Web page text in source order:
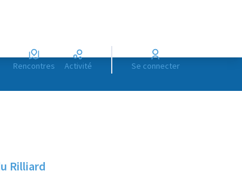
Rencontres Activité Se connecter
Rilliard